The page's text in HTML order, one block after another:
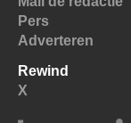
Pers
Adverteren
Rewind
X